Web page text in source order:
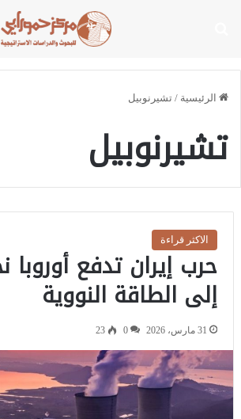
الرئيسية / تشيرنوبيل
تشيرنوبيل
الاكثر قراءة
حرب إيران تدفع أوروبا
إلى الطاقة النووية
31 مارس، 2026 0
23